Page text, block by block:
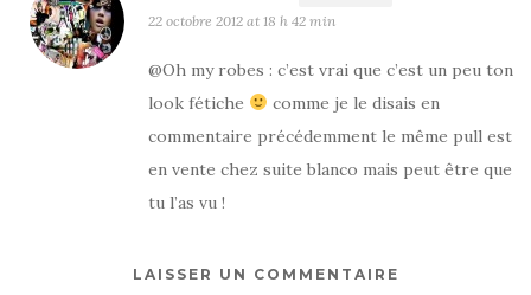
22 octobre 2012 at 18 h 42 min
@Oh my robes : c’est vrai que c’est un peu ton
look fétiche
comme je le disais en
commentaire précédemment le même pull est
en vente chez suite blanco mais peut être que
tu l’as vu !
LAISSER UN COMMENTAIRE